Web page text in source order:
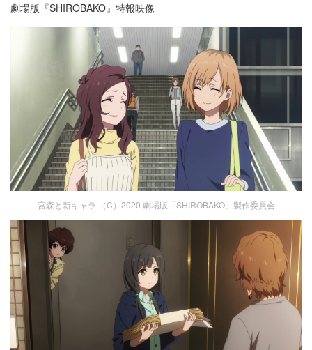
劇場版『SHIROBAKO』特報映像
宮森と新キャラ （C）2020 劇場版「SHIROBAKO」製作委員会